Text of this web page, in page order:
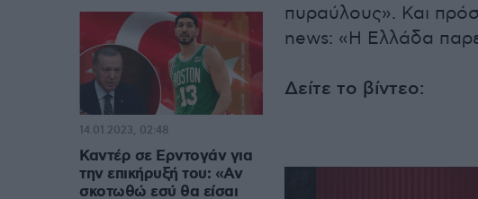
πυραύλους». Και
news: «Η Ελλάδα
Δείτε το βίντεο:
Καντέρ σε Ερντογάν για
την επικήρυξή του: «Αν
σκοτωθώ εσύ θα είσαι
14.01.2023, 02:48